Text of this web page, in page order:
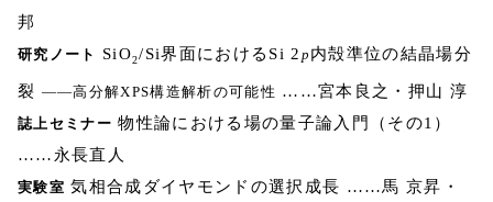
邦
研究ノート SiO2/Si界面におけるSi 2 p 内殻準位の結晶場分
裂 ――高分解XPS構造解析の可能性 ……宮本良之・押山 淳
誌上セミナー 物性論における場の量子論入門（その1）
……永長直人
実験室 気相合成ダイヤモンドの選択成長 ……馬 京昇・